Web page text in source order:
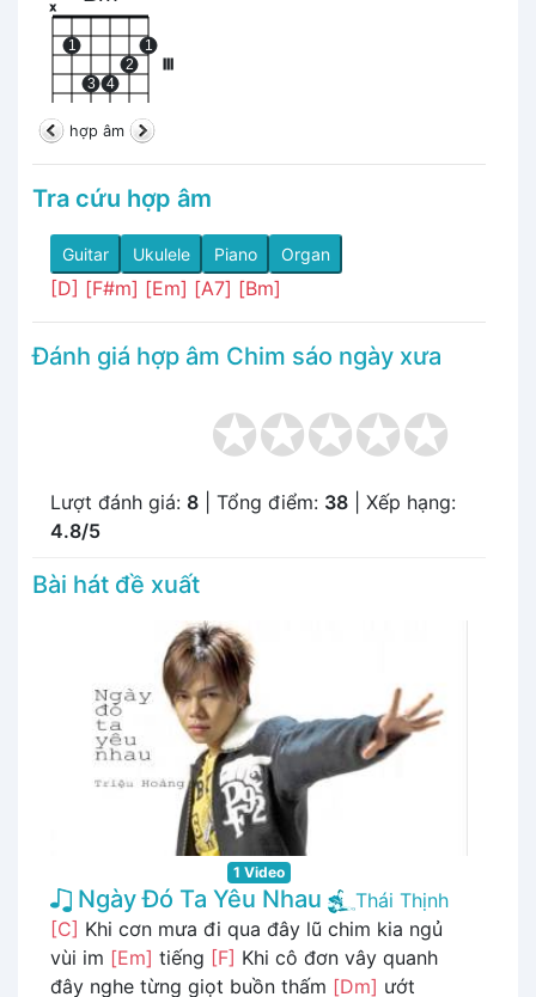
III
x
1
3 4
2
1
hợp âm
Tra cứu hợp âm
Guitar Ukulele Piano Organ
[D] [F#m] [Em] [A7] [Bm]
Đánh giá hợp âm Chim sáo ngày xưa
Lượt đánh giá: 8 | Tổng điểm: 38 | Xếp hạng:
4.8/5
Bài hát đề xuất
1 Video
Ngày Đó Ta Yêu Nhau
Thái Thịnh
[C] Khi cơn mưa đi qua đây lũ chim kia ngủ
vùi im [Em] tiếng [F] Khi cô đơn vây quanh
đây nghe từng giọt buồn thấm [Dm] ướt